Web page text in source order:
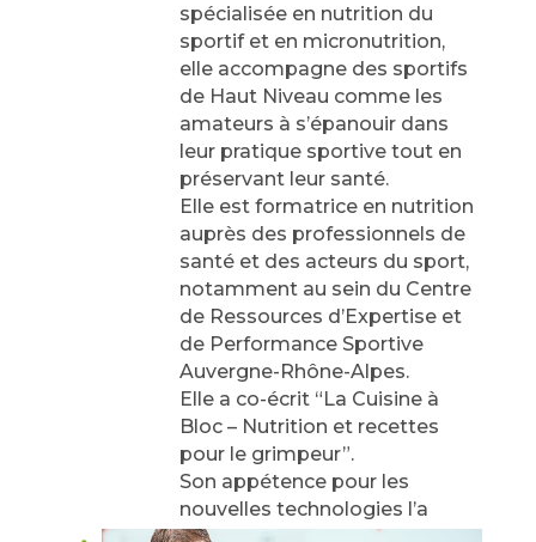
spécialisée en nutrition du
sportif et en micronutrition,
elle accompagne des sportifs
de Haut Niveau comme les
amateurs à s’épanouir dans
leur pratique sportive tout en
préservant leur santé.
Elle est formatrice en nutrition
auprès des professionnels de
santé et des acteurs du sport,
notamment au sein du Centre
de Ressources d’Expertise et
de Performance Sportive
Auvergne-Rhône-Alpes.
Elle a co-écrit “La Cuisine à
Bloc – Nutrition et recettes
pour le grimpeur”.
Son appétence pour les
nouvelles technologies l’a
amené à se former et exercer